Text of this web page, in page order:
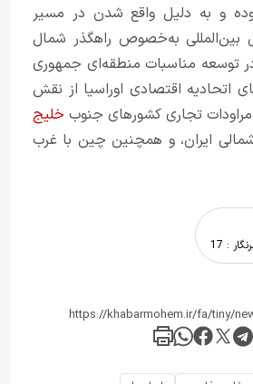
و به دلیل واقع شدن در مسیر
بین‌المللی به‌خصوص راهگذر شمال
توسعه‌ مناسبات منطقه‌ای جمهوری
اتحادیه اقتصادی اوراسیا از نقش
تجاری کشورهای جنوب خلیج
ایران، و همچنین چین با غرب
:
17